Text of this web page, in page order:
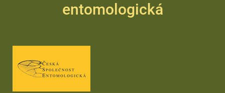
entomologická